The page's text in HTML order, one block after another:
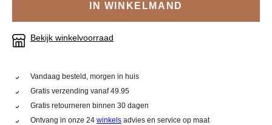
IN WINKELMAND
Bekijk winkelvoorraad
Vandaag besteld, morgen in huis
Gratis verzending vanaf 49.95
Gratis retourneren binnen 30 dagen
Ontvang in onze 24winkels advies en service op maat